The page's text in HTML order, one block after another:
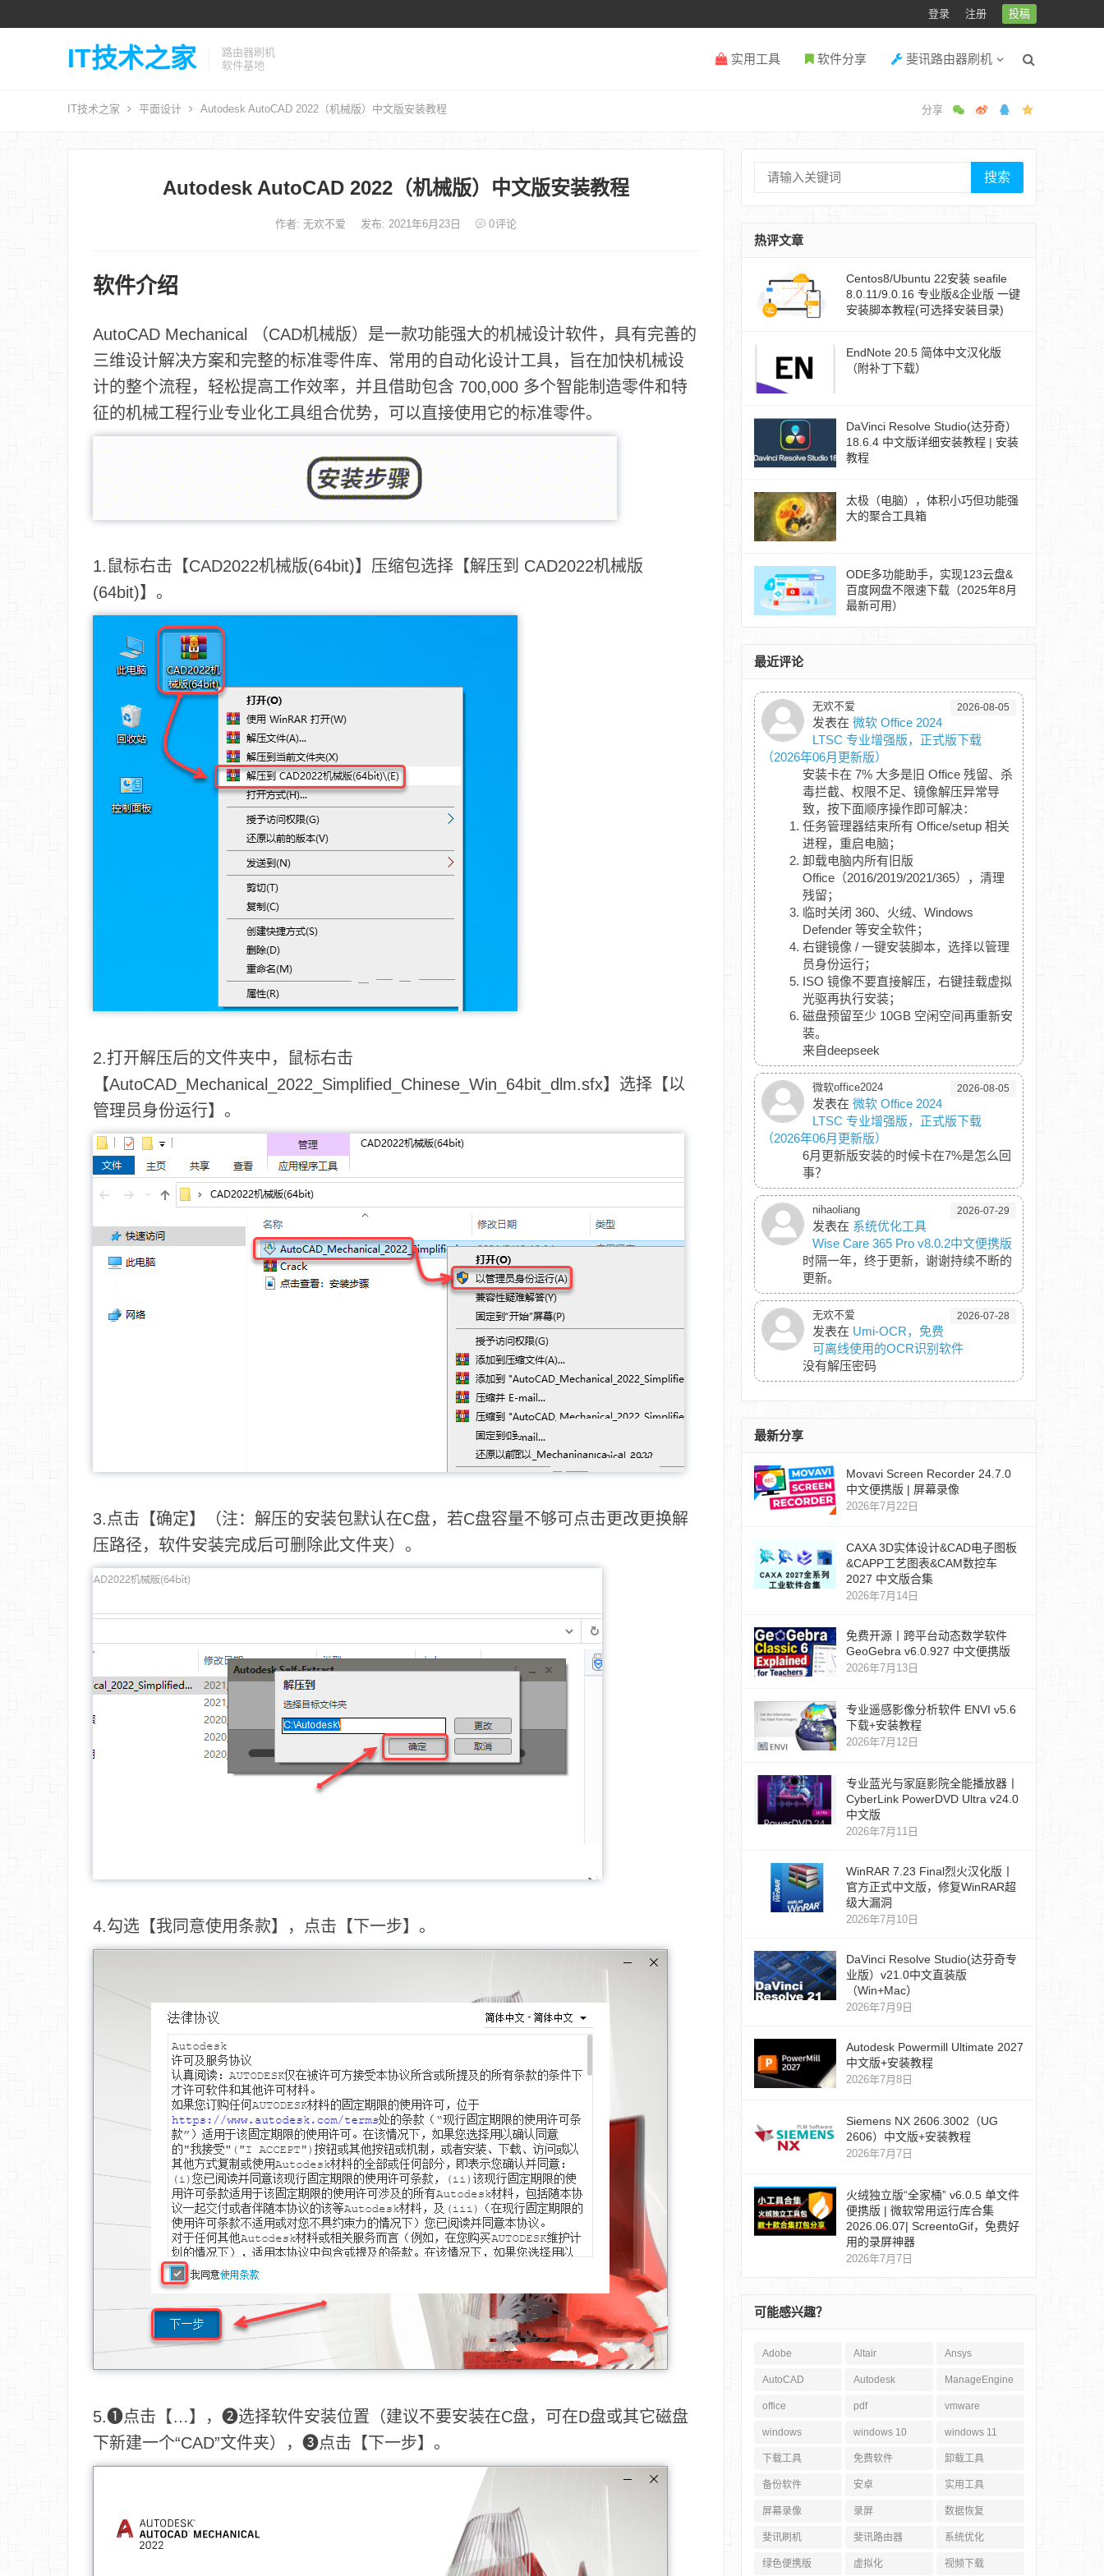
登录 注册 投稿
IT技术之家
路由器刷机
软件基地
实用工具 软件分享 斐讯路由器刷机
IT技术之家 平面设计 Autodesk AutoCAD 2022（机械版）中文版安装教程
Autodesk AutoCAD 2022（机械版）中文版安装教程
作者: 无欢不爱 发布: 2021年6月23日 0评论
软件介绍
AutoCAD Mechanical （CAD机械版）是一款功能强大的机械设计软件，具有完善的
三维设计解决方案和完整的标准零件库、常用的自动化设计工具，旨在加快机械设
计的整个流程，轻松提高工作效率，并且借助包含 700,000 多个智能制造零件和特
征的机械工程行业专业化工具组合优势，可以直接使用它的标准零件。
1.鼠标右击【CAD2022机械版(64bit)】压缩包选择【解压到 CAD2022机械版
(64bit)】。
2.打开解压后的文件夹中，鼠标右击
【AutoCAD_Mechanical_2022_Simplified_Chinese_Win_64bit_dlm.sfx】选择【以
管理员身份运行】。
3.点击【确定】（注：解压的安装包默认在C盘，若C盘容量不够可点击更改更换解
压路径，软件安装完成后可删除此文件夹）。
4.勾选【我同意使用条款】，点击【下一步】。
5.❶点击【…】，❷选择软件安装位置（建议不要安装在C盘，可在D盘或其它磁盘
下新建一个“CAD”文件夹），❸点击【下一步】。
搜索
热评文章
Centos8/Ubuntu 22安装 seafile
8.0.11/9.0.16 专业版&企业版 一键
安装脚本教程(可选择安装目录)
EndNote 20.5 简体中文汉化版
（附补丁下载）
DaVinci Resolve Studio(达芬奇）
18.6.4 中文版详细安装教程 | 安装
教程
太极（电脑），体积小巧但功能强
大的聚合工具箱
ODE多功能助手，实现123云盘&
百度网盘不限速下载（2025年8月
最新可用）
最近评论
无欢不爱 2026-08-05
发表在 微软 Office 2024
LTSC 专业增强版，正式版下载
（2026年06月更新版）
安装卡在 7% 大多是旧 Office 残留、杀
毒拦截、权限不足、镜像解压异常导
致，按下面顺序操作即可解决：
任务管理器结束所有 Office/setup 相关
进程，重启电脑；
卸载电脑内所有旧版
Office（2016/2019/2021/365），清理
残留；
临时关闭 360、火绒、Windows
Defender 等安全软件；
右键镜像 / 一键安装脚本，选择以管理
员身份运行；
ISO 镜像不要直接解压，右键挂载虚拟
光驱再执行安装；
磁盘预留至少 10GB 空闲空间再重新安
装。
来自deepseek
微软office2024 2026-08-05
发表在 微软 Office 2024
LTSC 专业增强版，正式版下载
（2026年06月更新版）
6月更新版安装的时候卡在7%是怎么回
事？
nihaoliang 2026-07-29
发表在 系统优化工具
Wise Care 365 Pro v8.0.2中文便携版
时隔一年，终于更新，谢谢持续不断的
更新。
无欢不爱 2026-07-28
发表在 Umi-OCR，免费
可离线使用的OCR识别软件
没有解压密码
最新分享
Movavi Screen Recorder 24.7.0
中文便携版 | 屏幕录像
2026年7月22日
CAXA 3D实体设计&CAD电子图板
&CAPP工艺图表&CAM数控车
2027 中文版合集
2026年7月14日
免费开源丨跨平台动态数学软件
GeoGebra v6.0.927 中文便携版
2026年7月13日
专业遥感影像分析软件 ENVI v5.6
下载+安装教程
2026年7月12日
专业蓝光与家庭影院全能播放器丨
CyberLink PowerDVD Ultra v24.0
中文版
2026年7月11日
WinRAR 7.23 Final烈火汉化版丨
官方正式中文版，修复WinRAR超
级大漏洞
2026年7月10日
DaVinci Resolve Studio(达芬奇专
业版）v21.0中文直装版
（Win+Mac）
2026年7月9日
Autodesk Powermill Ultimate 2027
中文版+安装教程
2026年7月8日
Siemens NX 2606.3002（UG
2606）中文版+安装教程
2026年7月7日
火绒独立版“全家桶” v6.0.5 单文件
便携版 | 微软常用运行库合集
2026.06.07| ScreentoGif，免费好
用的录屏神器
2026年7月7日
可能感兴趣？
Adobe Altair Ansys
AutoCAD Autodesk ManageEngine
office pdf vmware
windows windows 10 windows 11
下载工具 免费软件 卸载工具
备份软件 安卓 实用工具
屏幕录像 录屏 数据恢复
斐讯刷机 斐讯路由器 系统优化
绿色便携版 虚拟化 视频下载